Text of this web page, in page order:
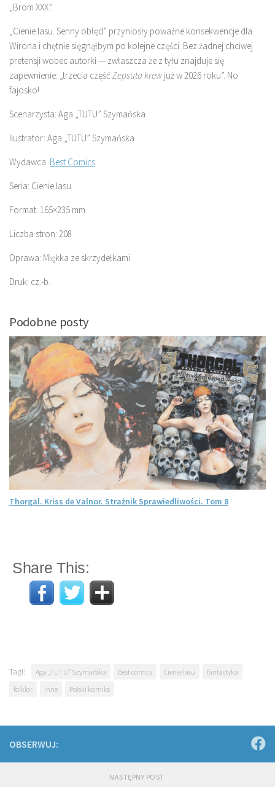
„Brom XXX”.
„Cienie lasu. Senny obłęd” przyniosły poważne konsekwencje dla
Wirona i chętnie sięgnąłbym po kolejne części. Bez żadnej chciwej
pretensji wobec autorki — zwłaszcza że z tyłu znajduje się
zapewnienie: „trzecia część Zepsuta krew już w 2026 roku”. No
fajosko!
Scenarzysta: Aga „TUTU” Szymańska
Ilustrator: Aga „TUTU” Szymańska
Wydawca: Best Comics
Seria: Cienie lasu
Format: 165×235 mm
Liczba stron: 208
Oprawa: Miękka ze skrzydełkami
Druk: cz.-b.
Podobne posty
Thorgal. Kriss de Valnor. Strażnik Sprawiedliwości. Tom 8
Share This:
Tagi: Aga „TUTU” Szymańska Best comics Cienie lasu
fantastyka
folklor
Inne Polski komiks
OBSERWUJ:
NASTĘPNY POST